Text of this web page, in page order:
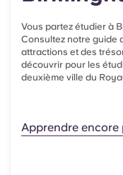
Vous partez étudier à
Consultez notre guide
attractions et des
découvrir pour les
deuxième ville du
Apprendre encore